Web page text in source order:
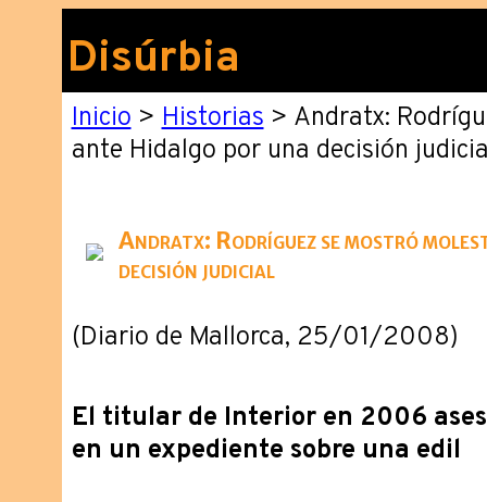
Disúrbia
Inicio>Historias> Andratx:
ante Hidalgo por una decisión
Andratx: Rodríguez se mostró
decisión judicial
(Diario de Mallorca, 25/01/2008)
El titular de Interior en 2006
en un expediente sobre una edil